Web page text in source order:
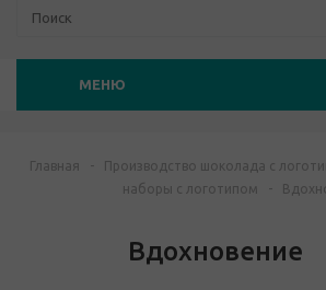
МЕНЮ
Главная - Производство шоколада с
наборы с логотипом
-
Вдохновение